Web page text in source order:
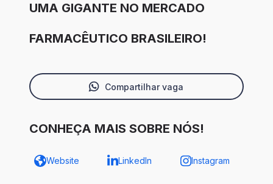
UMA GIGANTE NO MERCADO
FARMACÊUTICO BRASILEIRO!
Compartilhar vaga
CONHEÇA MAIS SOBRE NÓS!
Website LinkedIn Instagram